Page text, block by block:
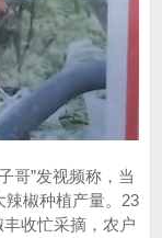
哥”发视频称，当
辣椒种植产量。23
收忙采摘，农户